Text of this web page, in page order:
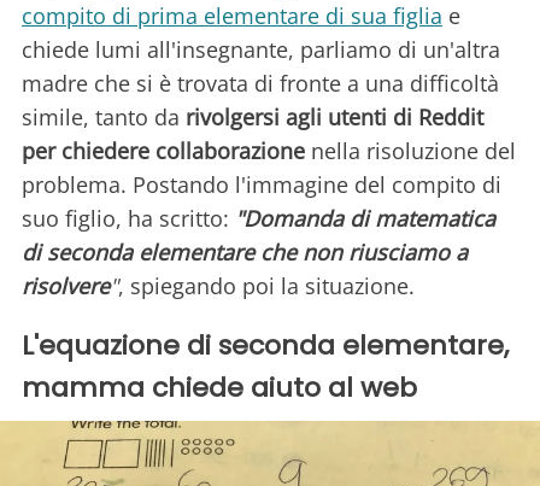
compito di prima elementare di sua figlia e
chiede lumi all'insegnante, parliamo di un'altra
madre che si è trovata di fronte a una difficoltà
simile, tanto da rivolgersi agli utenti di Reddit
per chiedere collaborazione nella risoluzione del
problema. Postando l'immagine del compito di
suo figlio, ha scritto: "Domanda di matematica
di seconda elementare che non riusciamo a
risolvere", spiegando poi la situazione.
L'equazione di seconda elementare,
mamma chiede aiuto al web